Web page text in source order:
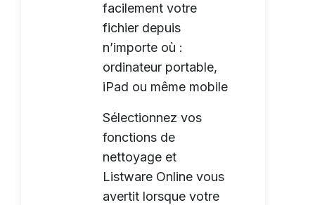
facilement votre
fichier depuis
n’importe où :
ordinateur portable,
iPad ou même mobile
Sélectionnez vos
fonctions de
nettoyage et
Listware Online vous
avertit lorsque votre